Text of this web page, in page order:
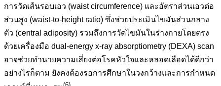
การวัดเส้นรอบเอว (waist circumference) และอัตราส่วนเอวต่อ
ส่วนสูง (waist-to-height ratio) ซึ่งช่วยประเมินไขมันส่วนกลาง
ตัว (central adiposity) รวมถึงการวัดไขมันในร่างกายโดยตรง
ด้วยเครื่องมือ dual-energy x-ray absorptiometry (DEXA) scan
อาจช่วยทำนายความเสี่ยงต่อโรคหัวใจและหลอดเลือดได้ดีกว่า
อย่างไรก็ตาม ยังคงต้องรอการศึกษาในวงกว้างและการกำหนด